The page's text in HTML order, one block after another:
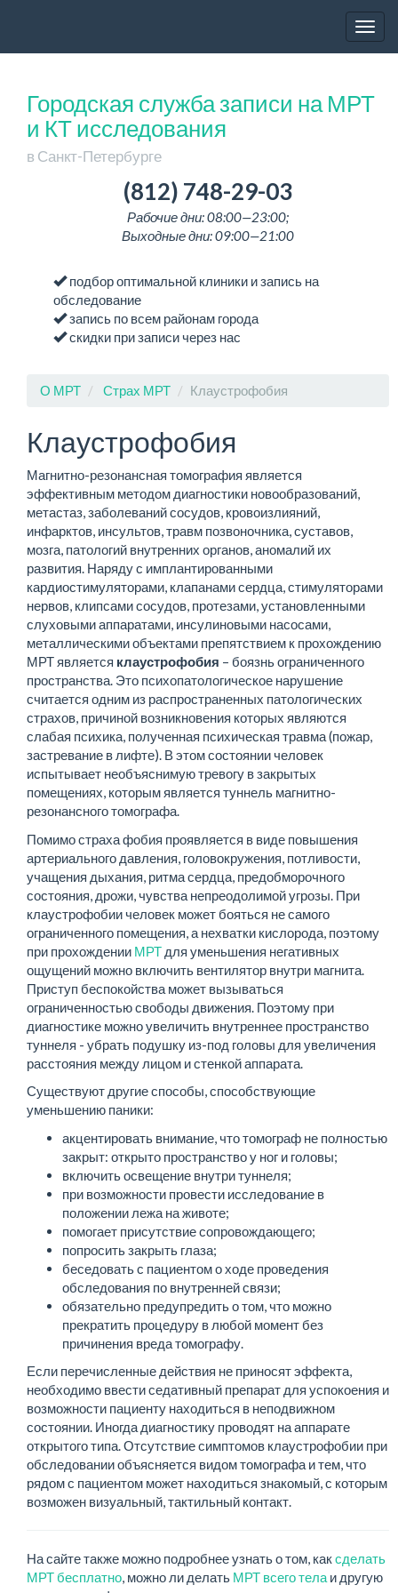
Городская служба записи на МРТ
и КТ исследования
в Санкт-Петербурге
(812) 748-29-03
Рабочие дни: 08:00—23:00;
Выходные дни: 09:00—21:00
подбор оптимальной клиники и запись на
обследование
запись по всем районам города
скидки при записи через нас
О МРТ Страх МРТ Клаустрофобия
Клаустрофобия
Магнитно-резонансная томография является
эффективным методом диагностики новообразований,
метастаз, заболеваний сосудов, кровоизлияний,
инфарктов, инсультов, травм позвоночника, суставов,
мозга, патологий внутренних органов, аномалий их
развития. Наряду с имплантированными
кардиостимуляторами, клапанами сердца, стимуляторами
нервов, клипсами сосудов, протезами, установленными
слуховыми аппаратами, инсулиновыми насосами,
металлическими объектами препятствием к прохождению
МРТ является клаустрофобия – боязнь ограниченного
пространства. Это психопатологическое нарушение
считается одним из распространенных патологических
страхов, причиной возникновения которых являются
слабая психика, полученная психическая травма (пожар,
застревание в лифте). В этом состоянии человек
испытывает необъяснимую тревогу в закрытых
помещениях, которым является туннель магнитно-
резонансного томографа.
Помимо страха фобия проявляется в виде повышения
артериального давления, головокружения, потливости,
учащения дыхания, ритма сердца, предобморочного
состояния, дрожи, чувства непреодолимой угрозы. При
клаустрофобии человек может бояться не самого
ограниченного помещения, а нехватки кислорода, поэтому
при прохождении МРТ для уменьшения негативных
ощущений можно включить вентилятор внутри магнита.
Приступ беспокойства может вызываться
ограниченностью свободы движения. Поэтому при
диагностике можно увеличить внутреннее пространство
туннеля - убрать подушку из-под головы для увеличения
расстояния между лицом и стенкой аппарата.
Существуют другие способы, способствующие
уменьшению паники:
акцентировать внимание, что томограф не полностью
закрыт: открыто пространство у ног и головы;
включить освещение внутри туннеля;
при возможности провести исследование в
положении лежа на животе;
помогает присутствие сопровождающего;
попросить закрыть глаза;
беседовать с пациентом о ходе проведения
обследования по внутренней связи;
обязательно предупредить о том, что можно
прекратить процедуру в любой момент без
причинения вреда томографу.
Если перечисленные действия не приносят эффекта,
необходимо ввести седативный препарат для успокоения и
возможности пациенту находиться в неподвижном
состоянии. Иногда диагностику проводят на аппарате
открытого типа. Отсутствие симптомов клаустрофобии при
обследовании объясняется видом томографа и тем, что
рядом с пациентом может находиться знакомый, с которым
возможен визуальный, тактильный контакт.
На сайте также можно подробнее узнать о том, каксделать
МРТ бесплатно, можно ли делать МРТ всего тела и другую